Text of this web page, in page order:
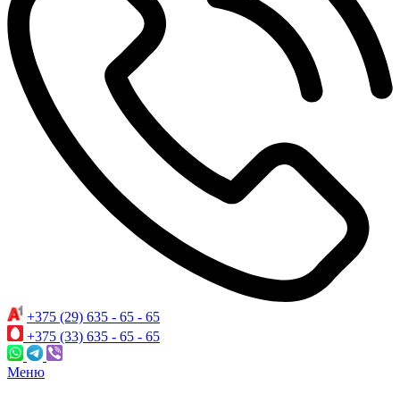
+375 (29) 635 - 65 - 65
+375 (33) 635 - 65 - 65
Меню